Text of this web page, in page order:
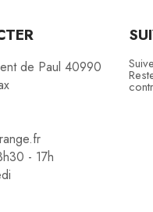
de Paul 40990
- 17h